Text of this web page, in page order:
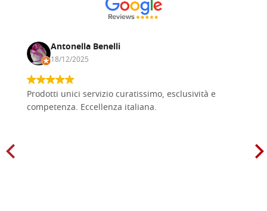
Antonella Benelli
18/12/2025
Prodotti unici servizio curatissimo, esclusività e
competenza. Eccellenza italiana.